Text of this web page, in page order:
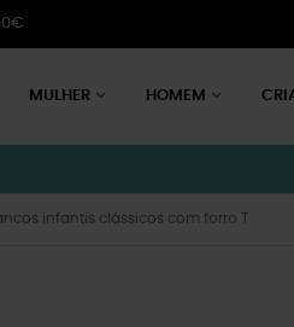
MULHER HOMEM
infantis clássicos com forro T